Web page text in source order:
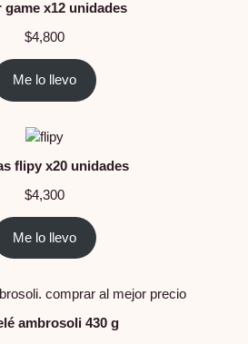
game x12 unidades
$4,800
Me lo llevo
flipy x20 unidades
$4,300
Me lo llevo
ambrosoli 430 g